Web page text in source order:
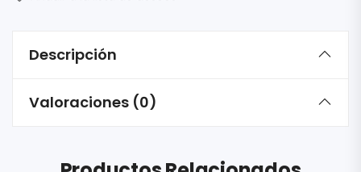
Descripción
Valoraciones (0)